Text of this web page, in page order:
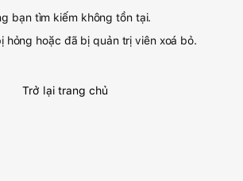
bạn tìm kiếm không tồn tại.
hỏng hoặc đã bị quản trị viên xoá bỏ.
Trở lại trang chủ